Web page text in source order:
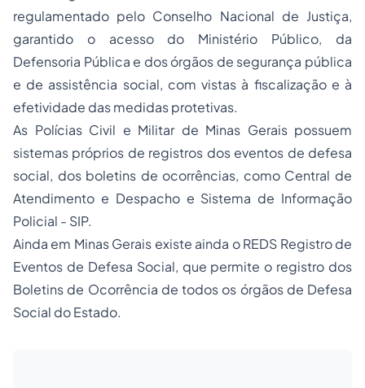
regulamentado pelo Conselho Nacional de Justiça,
garantido o acesso do Ministério Público, da
Defensoria Pública e dos órgãos de segurança pública
e de assistência social, com vistas à fiscalização e à
efetividade das medidas protetivas.
As Polícias Civil e Militar de Minas Gerais possuem
sistemas próprios de registros dos eventos de defesa
social, dos boletins de ocorrências, como Central de
Atendimento e Despacho e Sistema de Informação
Policial - SIP.
Ainda em Minas Gerais existe ainda o REDS Registro de
Eventos de Defesa Social, que permite o registro dos
Boletins de Ocorrência de todos os órgãos de Defesa
Social do Estado.